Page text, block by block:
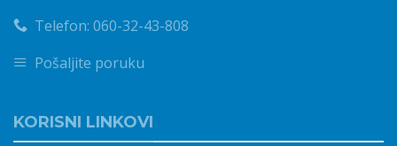
Telefon: 060-32-43-808
Pošaljite poruku
KORISNI LINKOVI